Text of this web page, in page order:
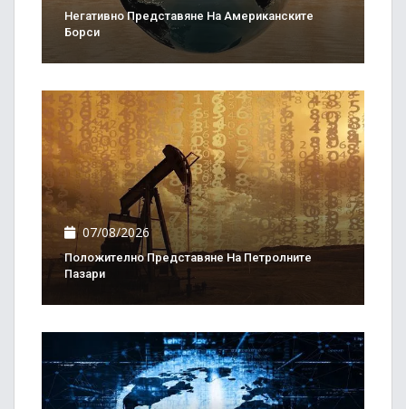
Негативно Представяне На Американските
Борси
07/08/2026
Положително Представяне На Петролните
Пазари